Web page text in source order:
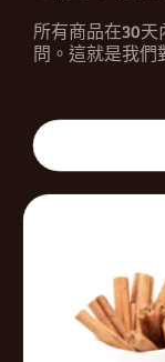
所有商品在30
問。這就是我們